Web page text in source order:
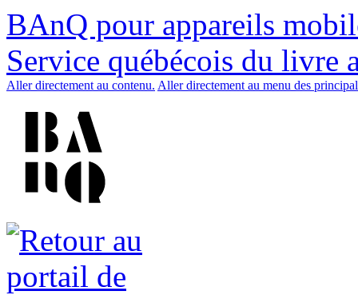
BAnQ pour appareils
Service québécois du livre
Aller directement au contenu. Aller directement au menu des